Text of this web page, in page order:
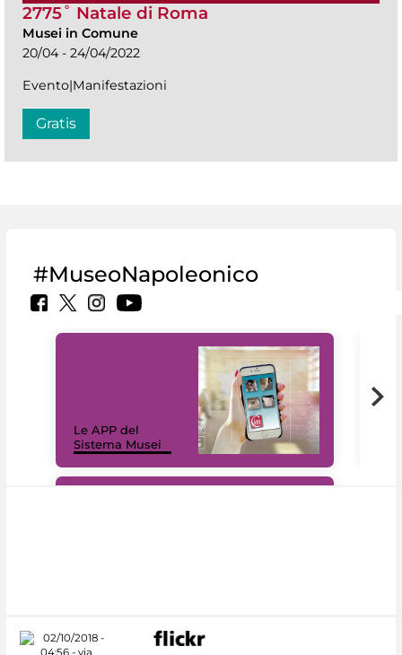
2775˚ Natale di Roma
Musei in Comune
20/04 - 24/04/2022
Evento|Manifestazioni
Gratis
#MuseoNapoleonico
Le APP del
Sistema Musei